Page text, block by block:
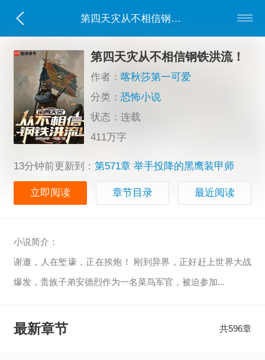
第四天灾从不相信钢铁洪流！
第四天灾从不相信钢铁洪流！
作者：喀秋莎第一可爱
分类：恐怖小说
状态：连载
411万字
13分钟前更新到： 第571章 举手投降的黑鹰装甲师
立即阅读 章节目录 最近阅读
小说简介：
谢邀，人在堑壕，正在挨炮！ 刚到异界，正好赶上世界大战
爆发，贵族子弟安德烈作为一名菜鸟军官，被迫参加...
最新章节 共596章